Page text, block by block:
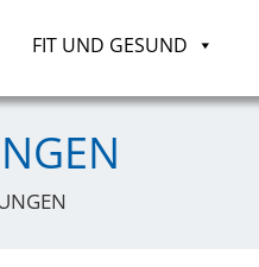
FIT UND GESUND